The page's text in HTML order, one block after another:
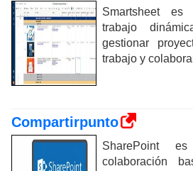
Smartsheet
trabajo
gestionar
trabajo y
Compartirpunto
SharePoint
colaboración